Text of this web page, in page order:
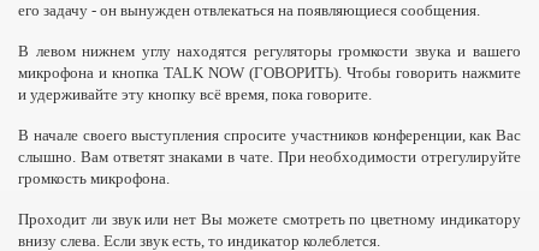
его задачу - он вынужден отвлекаться на появляющиеся сообщения.
В левом нижнем углу находятся регуляторы громкости звука и вашего
микрофона и кнопка TALK NOW (ГОВОРИТЬ). Чтобы говорить нажмите
и удерживайте эту кнопку всё время, пока говорите.
В начале своего выступления спросите участников конференции, как Вас
слышно. Вам ответят знаками в чате. При необходимости отрегулируйте
громкость микрофона.
Проходит ли звук или нет Вы можете смотреть по цветному индикатору
внизу слева. Если звук есть, то индикатор колеблется.